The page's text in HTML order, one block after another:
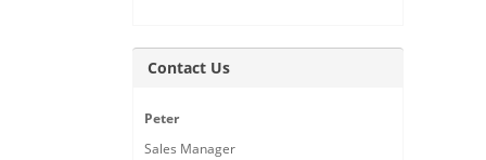
Contact Us
Peter
Sales Manager